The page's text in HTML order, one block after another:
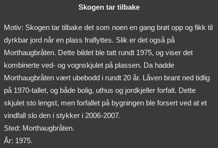
Skogen tar tilbake
Motiv: Skogen tar tilbake det som noen en gang brøt opp og fikk til
dyrkbar jord når en plass fraflyttes. Slik er det også på
Morthaugbråten. Dette bildet ble tatt rundt 1975, og viser det
kombinerte ved- og vognskjulet på plassen. Da hadde
Morthaugbråten vært ubebodd i rundt 20 år. Låven brant ned tidlig
på 1970-tallet, og både bolig, uthus og jordkjeller forfalt. Dette
skjulet sto lengst, men forfallet på bygningen ble forsert ved at et
vindfall slo den i stykker i 2006-2007.
Sted: Morthaugbråten.
År: 1975.